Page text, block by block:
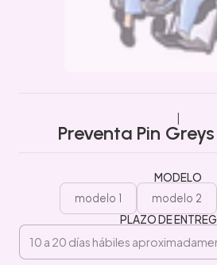
Preventa Pin
MODELO
modelo 1 modelo 2
PLAZO DE